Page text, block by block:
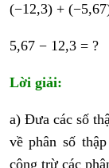
(−12,3) +
5,67 − 12,3 = ?
Lời giải:
a) Đưa các số
về phân số
cộng trừ các